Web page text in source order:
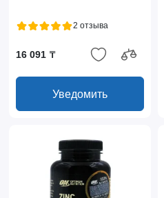
2 отзыва
16 091 ₸
Уведомить